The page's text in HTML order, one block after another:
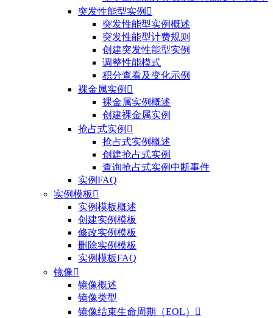
突发性能型实例 
突发性能型实例概述
突发性能型计费规则
创建突发性能型实例
调整性能模式
积分查看及变化示例
裸金属实例 
裸金属实例概述
创建裸金属实例
抢占式实例 
抢占式实例概述
创建抢占式实例
查询抢占式实例中断事件
实例FAQ
实例模板 
实例模板概述
创建实例模板
修改实例模板
删除实例模板
实例模板FAQ
镜像
镜像概述
镜像类型
镜像结束生命周期（EOL）
